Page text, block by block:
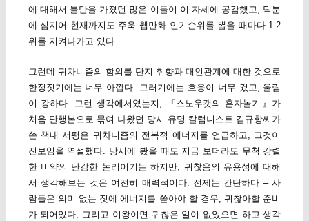
에 대해서 불만을 가졌던 많은 이들이 이 자세에 공감했고, 덕분
에 심지어 현재까지도 주욱 웹만화 인기순위를 뽑을 때마다 1-2
위를 지켜나가고 있다.
그런데 귀차니즘의 함의를 단지 취향과 대인관계에 대한 것으로
한정짓기에는 너무 아깝다. 그러기에는 호응이 너무 컸고, 울림
이 강하다. 그런 생각에서였는지, 『스노우캣의 혼자놀기』가
처음 단행본으로 묶여 나왔던 당시 유명 칼럼니스트 김규항씨가
쓴 책내 서평은 귀차니즘의 전복적 에너지를 언급하고, 그것이
진보임을 역설했다. 당시에 봤을 때도 지금 보더라도 무척 강렬
한 비약의 난감한 논리이기는 하지만, 귀찮음의 유용성에 대해
서 생각해보는 것은 여전히 매력적이다. 전제는 간단하다 – 사
람들은 의미 없는 짓에 에너지를 쏟아야 할 경우, 귀찮아할 준비
가 되어있다. 그리고 이왕이면 귀찮은 일이 없었으면 하고 생각